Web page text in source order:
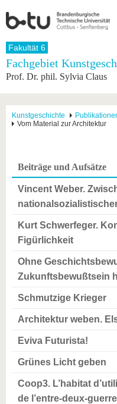
Startseite
Universität
Struktur
Partnerschaften
Strukturwandel
Forschung
Forschung
Forschungsprofil
Nachwuchs
Studium
Vor dem
Studium
Nach
Studium
Fakultät 6
Fachgebiet
Prof. Dr. phil. Sylvia Claus
Kunstgeschichte
Vom Material zur Architektur
Beiträge und Aufsätze
Vincent Weber.
Kurt Schwerfeger.
Figürlichkeit
Ohne
Zukunftsbewußtsein
Schmutzige Krieger
Architektur weben.
Eviva Futurista!
Grünes Licht geben
Coop3. L’habitat
de l’entre-deux-